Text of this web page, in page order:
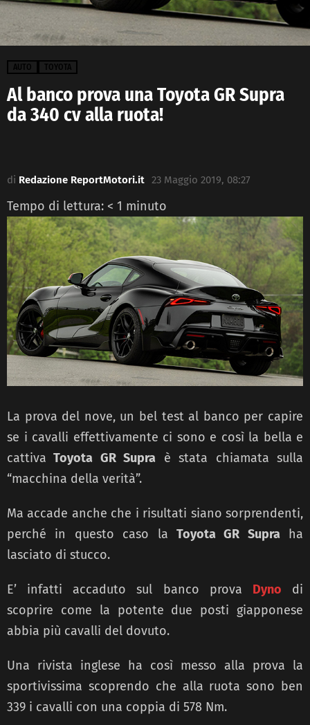
AUTO TOYOTA
Al banco prova una Toyota GR Supra
da 340 cv alla ruota!
di Redazione ReportMotori.it 23 Maggio 2019, 08:27
Tempo di lettura: < 1 minuto
La prova del nove, un bel test al banco per capire
se i cavalli effettivamente ci sono e così la bella e
cattiva Toyota GR Supra è stata chiamata sulla
“macchina della verità”.
Ma accade anche che i risultati siano sorprendenti,
perché in questo caso la Toyota GR Supraha
lasciato di stucco.
E’ infatti accaduto sul banco prova Dyno di
scoprire come la potente due posti giapponese
abbia più cavalli del dovuto.
Una rivista inglese ha così messo alla prova la
sportivissima scoprendo che alla ruota sono ben
339 i cavalli con una coppia di 578 Nm.